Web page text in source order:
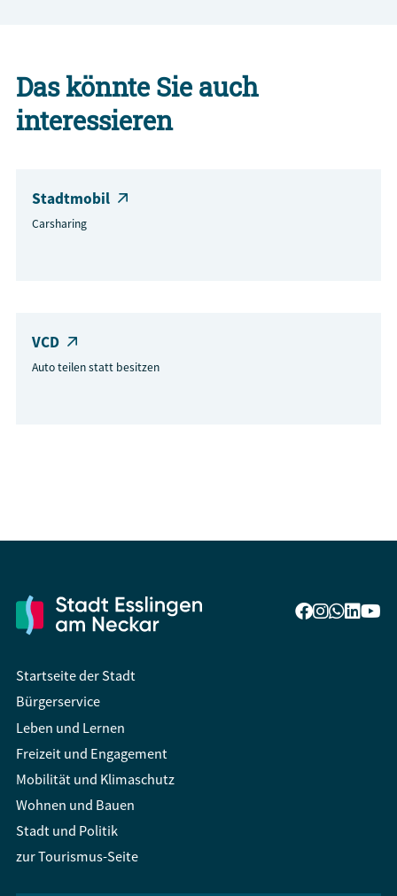
Das könnte Sie auch
interessieren
Stadtmobil
Carsharing
VCD
Auto teilen statt besitzen
Startseite der Stadt
Bürgerservice
Leben und Lernen
Freizeit und Engagement
Mobilität und Klimaschutz
Wohnen und Bauen
Stadt und Politik
zur Tourismus-Seite